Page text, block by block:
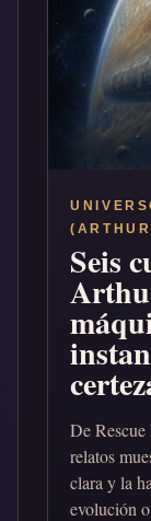
Seis
De
relatos
clara y la
evolución